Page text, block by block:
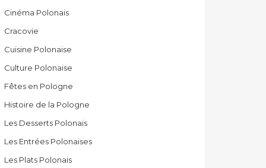
Cinéma Polonais
Cracovie
Cuisine Polonaise
Culture Polonaise
Fêtes en Pologne
Histoire de la Pologne
Les Desserts Polonais
Les Entrées Polonaises
Les Plats Polonais